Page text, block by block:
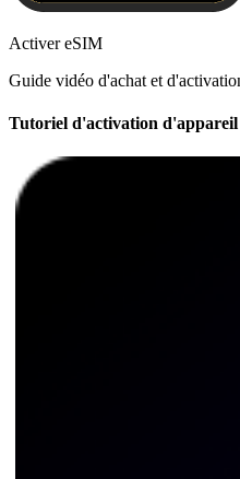
Activer eSIM
Guide vidéo d'achat et
Tutoriel d'activation d'appareil